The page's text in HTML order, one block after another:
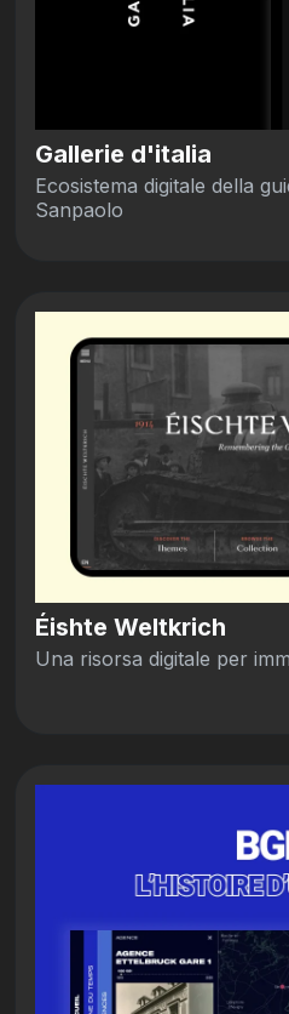
Gallerie d'italia
Ecosistema digitale della
Sanpaolo
Éishte Weltkrich
Una risorsa digitale per